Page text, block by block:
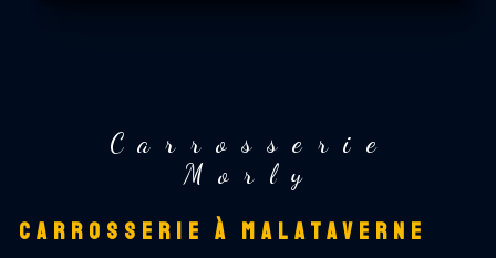
Carrosserie
Morly
CARROSSERIE À MALATAVERNE